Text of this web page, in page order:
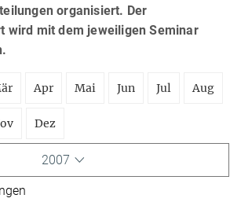
organisiert. Der
wird mit dem jeweiligen Seminar
Apr Mai Jun Jul Aug
Dez
2007